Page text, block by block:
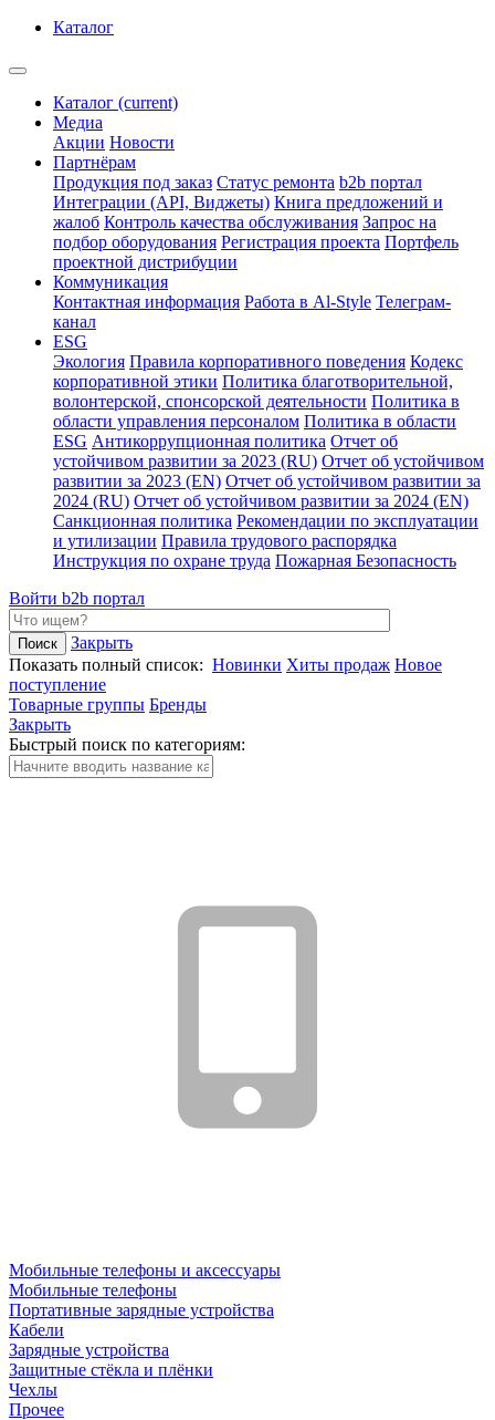
Каталог
Каталог (current)
Медиа
Акции Новости
Партнёрам
Продукция под заказ Статус ремонта b2b портал
Интеграции (API, Виджеты) Книга предложений и
жалоб Контроль качества обслуживания Запрос на
подбор оборудования Регистрация проекта Портфель
проектной дистрибуции
Коммуникация
Контактная информация Работа в Al-Style Телеграм-
канал
ESG
Экология Правила корпоративного поведения Кодекс
корпоративной этики Политика благотворительной,
волонтерской, спонсорской деятельности Политика в
области управления персоналом Политика в области
ESG Антикоррупционная политика Отчет об
устойчивом развитии за 2023 (RU) Отчет об устойчивом
развитии за 2023 (EN) Отчет об устойчивом развитии за
2024 (RU) Отчет об устойчивом развитии за 2024 (EN)
Санкционная политика Рекомендации по эксплуатации
и утилизации Правила трудового распорядка
Инструкция по охране труда Пожарная Безопасность
Войти b2b портал
Закрыть
Показать полный список: Новинки Хиты продаж Новое
поступление
Товарные группы Бренды
Закрыть
Быстрый поиск по категориям:
Мобильные телефоны и аксессуары
Мобильные телефоны
Портативные зарядные устройства
Кабели
Зарядные устройства
Защитные стёкла и плёнки
Чехлы
Прочее